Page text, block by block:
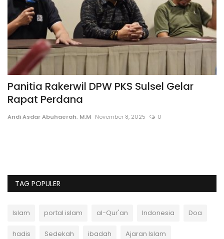
Panitia Rakerwil DPW PKS Sulsel Gelar
Rapat Perdana
Andi Asdar Abuhaerah, M.M November 8, 2025 0
TAG POPULER
Islam portal islam al-Qur'an Indonesia Doa
hadis Sedekah ibadah Ajaran Islam